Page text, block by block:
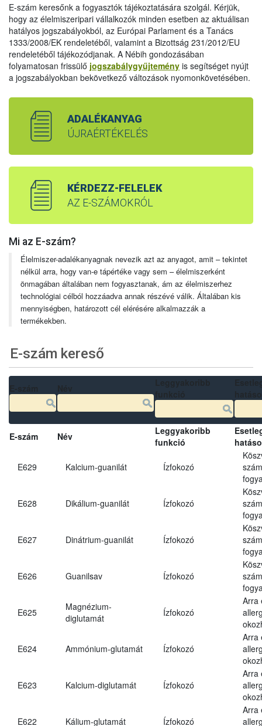
E-szám keresőnk a fogyasztók tájékoztatására szolgál. Kérjük,
hogy az élelmiszeripari vállalkozók minden esetben az aktuálisan
hatályos jogszabályokból, az Európai Parlament és a Tanács
1333/2008/EK rendeletéből, valamint a Bizottság 231/2012/EU
rendeletéből tájékozódjanak. A Nébih gondozásában
folyamatosan frissülő jogszabálygyűjtemény is segítséget nyújt
a jogszabályokban bekövetkező változások nyomonkövetésében.
ADALÉKANYAG
ÚJRAÉRTÉKELÉS
KÉRDEZZ-FELELEK
AZ E-SZÁMOKRÓL
Mi az E-szám?
Élelmiszer-adalékanyagnak nevezik azt az anyagot, amit – tekintet
nélkül arra, hogy van-e tápértéke vagy sem – élelmiszerként
önmagában általában nem fogyasztanak, ám az élelmiszerhez
technológiai célból hozzáadva annak részévé válik. Általában kis
mennyiségben, határozott cél elérésére alkalmazzák a
termékekben.
E-szám kereső
E-szám Név
Leggyakoribb
funkció
E629 Kalcium-guanilát Ízfokozó
E628 Dikálium-guanilát Ízfokozó
E627 Dinátrium-guanilát Ízfokozó
E626 Guanilsav Ízfokozó
E625
Magnézium-
diglutamát
Ízfokozó
Arra
E624 Ammónium-glutamát Ízfokozó
Arra
E623 Kalcium-diglutamát Ízfokozó
Arra
E622 Kálium-glutamát Ízfokozó
Arra